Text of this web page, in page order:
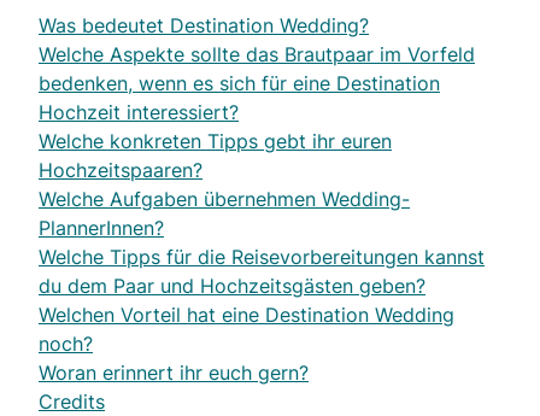
Was bedeutet Destination Wedding?
Welche Aspekte sollte das Brautpaar im Vorfeld
bedenken, wenn es sich für eine Destination
Hochzeit interessiert?
Welche konkreten Tipps gebt ihr euren
Hochzeitspaaren?
Welche Aufgaben übernehmen Wedding-
PlannerInnen?
Welche Tipps für die Reisevorbereitungen kannst
du dem Paar und Hochzeitsgästen geben?
Welchen Vorteil hat eine Destination Wedding
noch?
Woran erinnert ihr euch gern?
Credits